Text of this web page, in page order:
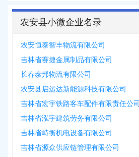
农安县小微企业名录
农安恒泰智丰物流有限公司
吉林省赛捷金属制品有限公司
长春泰邦物流有限公司
农安县启运达新能源科技有限公司
吉林省宏宇铁路客车配件有限责任公司
吉林省泓宇建筑劳务有限公司
吉林省峙衡机电设备有限公司
吉林省源众供应链管理有限公司